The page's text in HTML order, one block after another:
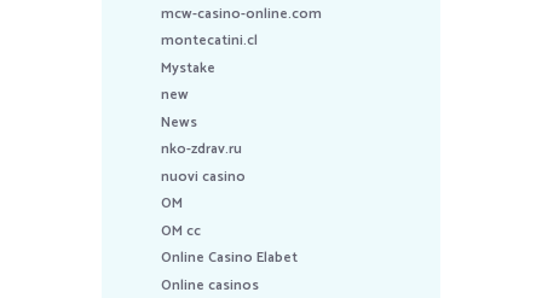
mcw-casino-online.com
montecatini.cl
Mystake
new
News
nko-zdrav.ru
nuovi casino
OM
OM cc
Online Casino Elabet
Online casinos